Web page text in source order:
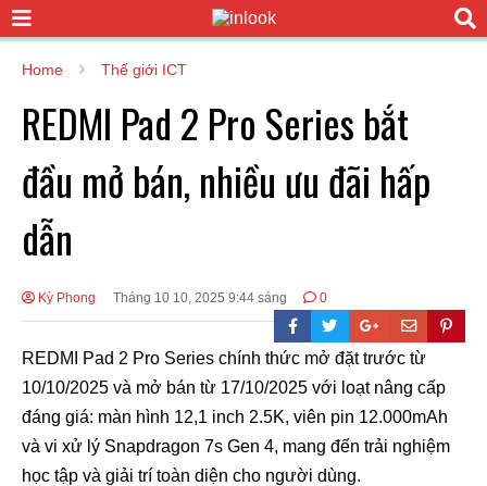
Home Thế giới ICT
REDMI Pad 2 Pro Series bắt
đầu mở bán, nhiều ưu đãi hấp
dẫn
Kỳ Phong Tháng 10 10, 2025 9:44 sáng 0
REDMI Pad 2 Pro Series chính thức mở đặt trước từ
10/10/2025 và mở bán từ 17/10/2025 với loạt nâng cấp
đáng giá: màn hình 12,1 inch 2.5K, viên pin 12.000mAh
và vi xử lý Snapdragon 7s Gen 4, mang đến trải nghiệm
học tập và giải trí toàn diện cho người dùng.